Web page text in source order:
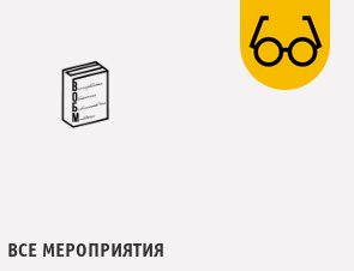
ВСЕ МЕРОПРИЯТИЯ